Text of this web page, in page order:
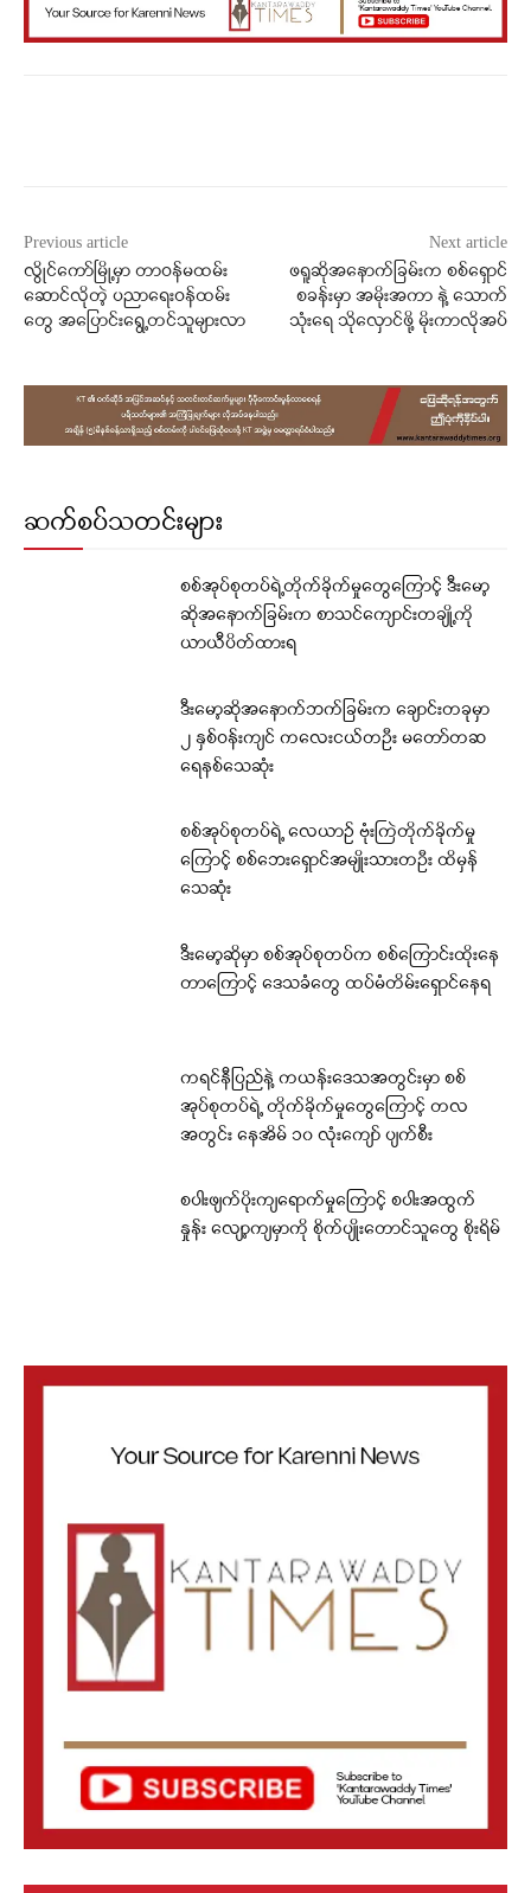
Previous article
လွိုင်ကော်မြို့မှာ တာဝန်မထမ်း
ဆောင်လိုတဲ့ ပညာရေးဝန်ထမ်း
တွေ အပြောင်းရွေ့တင်သူများလာ
Next article
ဖရူဆိုအနောက်ခြမ်းက စစ်ရှောင်
စခန်းမှာ အမိုးအကာ နဲ့ သောက်
သုံးရေ သိုလှောင်ဖို့ မိုးကာလိုအပ်
ဆက်စပ်သတင်းများ
စစ်အုပ်စုတပ်ရဲ့တိုက်ခိုက်မှုတွေကြောင့် ဒီးမော့
ဆိုအနောက်ခြမ်းက စာသင်ကျောင်းတချို့ကို
ယာယီပိတ်ထားရ
ဒီးမော့ဆိုအနောက်ဘက်ခြမ်းက ချောင်းတခုမှာ
၂ နှစ်ဝန်းကျင် ကလေးငယ်တဦး မတော်တဆ
ရေနစ်သေဆုံး
စစ်အုပ်စုတပ်ရဲ့ လေယာဉ် ဗုံးကြဲတိုက်ခိုက်မှု
ကြောင့် စစ်ဘေးရှောင်အမျိုးသားတဦး ထိမှန်
သေဆုံး
ဒီးမော့ဆိုမှာ စစ်အုပ်စုတပ်က စစ်ကြောင်းထိုးနေ
တာကြောင့် ဒေသခံတွေ ထပ်မံတိမ်းရှောင်နေရ
ကရင်နီပြည်နဲ့ ကယန်းဒေသအတွင်းမှာ စစ်
အုပ်စုတပ်ရဲ့ တိုက်ခိုက်မှုတွေကြောင့် တလ
အတွင်း နေအိမ် ၁၀ လုံးကျော် ပျက်စီး
စပါးဖျက်ပိုးကျရောက်မှုကြောင့် စပါးအထွက်
နှုန်း လျော့ကျမှာကို စိုက်ပျိုးတောင်သူတွေ စိုးရိမ်